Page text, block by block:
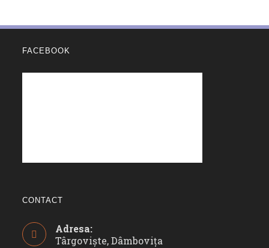
FACEBOOK
CONTACT
Adresa:
Târgoviște, Dâmbovița